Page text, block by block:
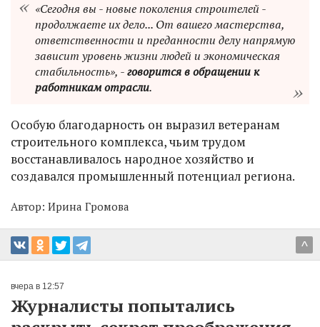
«Сегодня вы - новые поколения строителей -
продолжаете их дело... От вашего мастерства,
ответственности и преданности делу напрямую
зависит уровень жизни людей и экономическая
стабильность», -говорится в обращении к
работникам отрасли.
Особую благодарность он выразил ветеранам
строительного комплекса, чьим трудом
восстанавливалось народное хозяйство и
создавался промышленный потенциал региона.
Автор: Ирина Громова
^
вчера в 12:57
Журналисты попытались